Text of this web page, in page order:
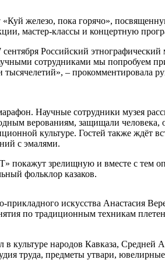
железо, пока горячо»,
мастер-классы и концертную
Российский
сотрудниками мы попробуем
– прокомментировала
Научные сотрудники музея
верованиям, защищали
культуре. Гостей также ждёт
с эмалями.
покажут зрелищную и вместе с
фольклор казаков.
искусства Анастасия
по традиционным техникам
в культуре народов Кавказа,
труда, предметы утвари,